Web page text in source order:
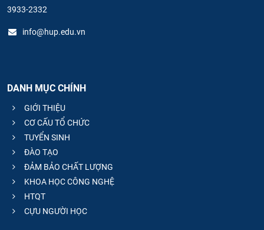
3933-2332
info@hup.edu.vn
DANH MỤC CHÍNH
GIỚI THIỆU
CƠ CẤU TỔ CHỨC
TUYỂN SINH
ĐÀO TẠO
ĐẢM BẢO CHẤT LƯỢNG
KHOA HỌC CÔNG NGHỆ
HTQT
CỰU NGƯỜI HỌC